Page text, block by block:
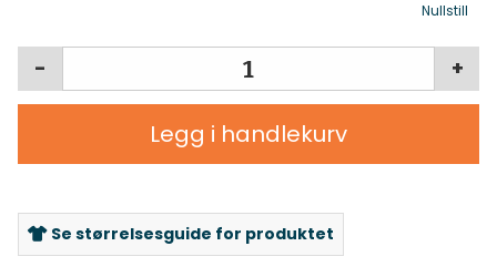
Nullstill
+
-
Legg i handlekurv
Se størrelsesguide for produktet